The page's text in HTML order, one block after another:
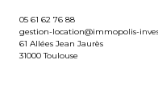
05 61 62 76 88
gestion-location@immopolis-
61 Allées Jean Jaurès
31000 Toulouse